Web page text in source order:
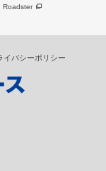
Roadster
イバシーポリシー